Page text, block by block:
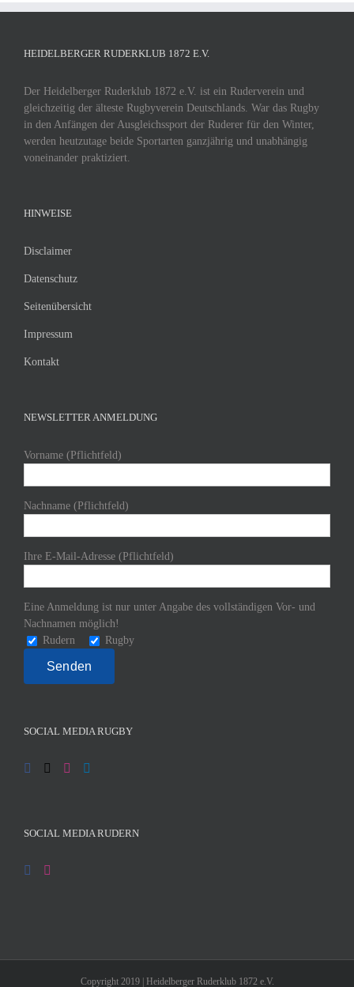
HEIDELBERGER RUDERKLUB 1872 E.V.
Der Heidelberger Ruderklub 1872 e.V. ist ein Ruderverein und
gleichzeitig der älteste Rugbyverein Deutschlands. War das Rugby
in den Anfängen der Ausgleichssport der Ruderer für den Winter,
werden heutzutage beide Sportarten ganzjährig und unabhängig
voneinander praktiziert.
HINWEISE
Disclaimer
Datenschutz
Seitenübersicht
Impressum
Kontakt
NEWSLETTER ANMELDUNG
Vorname (Pflichtfeld)
Nachname (Pflichtfeld)
Ihre E-Mail-Adresse (Pflichtfeld)
Eine Anmeldung ist nur unter Angabe des vollständigen Vor- und
Nachnamen möglich!
Rudern
Rugby
SOCIAL MEDIA RUGBY
SOCIAL MEDIA RUDERN
Copyright 2019 | Heidelberger Ruderklub 1872 e.V.